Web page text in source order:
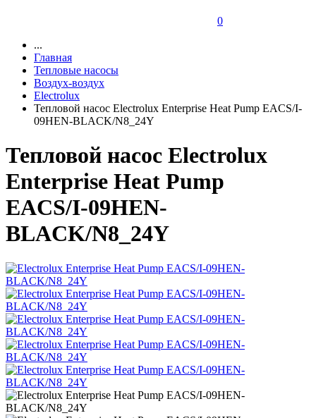
0
...
Главная
Тепловые насосы
Воздух-воздух
Electrolux
Тепловой насос Electrolux Enterprise Heat Pump EACS/I-
09HEN-BLACK/N8_24Y
Тепловой насос Electrolux
Enterprise Heat Pump
EACS/I-09HEN-
BLACK/N8_24Y